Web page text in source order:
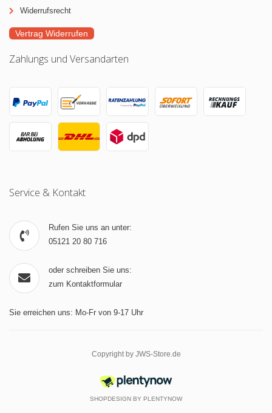
Widerrufsrecht
Vertrag Widerrufen
Zahlungs und Versandarten
Service & Kontakt
Rufen Sie uns an unter:
05121 20 80 716
oder schreiben Sie uns:
zum Kontaktformular
Sie erreichen uns: Mo-Fr von 9-17 Uhr
Copyright by JWS-Store.de
SHOPDESIGN BY PLENTYNOW